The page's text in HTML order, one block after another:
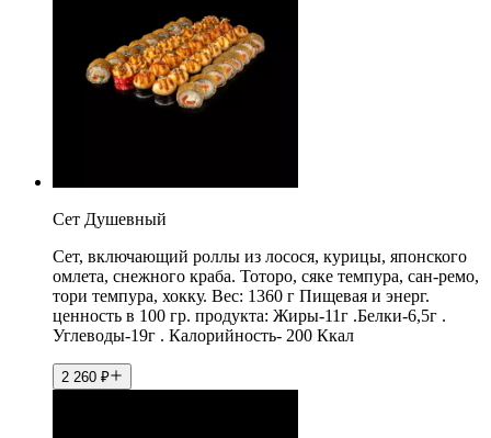
Сет Душевный
Сет, включающий роллы из лосося, курицы, японского
омлета, снежного краба. Тоторо, сяке темпура, сан-ремо,
тори темпура, хокку. Вес: 1360 г Пищевая и энерг.
ценность в 100 гр. продукта: Жиры-11г .Белки-6,5г .
Углеводы-19г . Калорийность- 200 Ккал
2 260 ₽